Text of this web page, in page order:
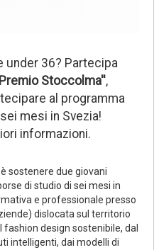
under 36? Partecipa
Premio Stoccolma'',
al programma
mesi in Svezia!
informazioni.
sostenere due giovani
di studio di sei mesi in
e professionale presso
dislocata sul territorio
design sostenibile, dal
intelligenti, dai modelli di